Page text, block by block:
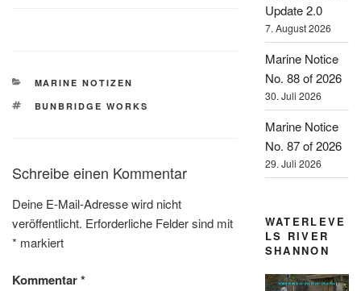
KATEGORIEN
MARINE NOTIZEN
SCHLAGWÖRTER
BUNBRIDGE WORKS
Schreibe einen Kommentar
Deine E-Mail-Adresse wird nicht
veröffentlicht. Erforderliche Felder sind mit
* markiert
Kommentar*
Update 2.0
7. August 2026
Marine Notice
No. 88 of 2026
30. Juli 2026
Marine Notice
No. 87 of 2026
29. Juli 2026
WATERLEVE
LS RIVER
SHANNON